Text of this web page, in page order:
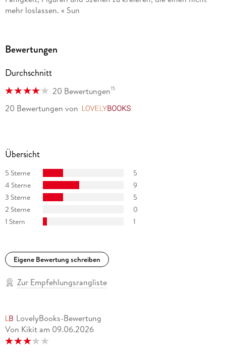
mehr loslassen. « Sun
Bewertungen
Durchschnitt
20 Bewertungen15
20 Bewertungen von
Übersicht
5 Sterne
5
4 Sterne
9
3 Sterne
5
2 Sterne
0
1 Stern
1
Eigene Bewertung schreiben
Zur Empfehlungsrangliste
LovelyBooks-Bewertung
Von Kikit am 09.06.2026